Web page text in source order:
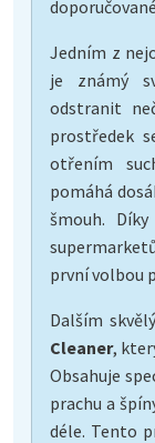
Jedním z
je známý
odstranit
prostředek
otřením
pomáhá
šmouh.
první volbou
Dalším
Cleaner,
Obsahuje
prachu a
déle. Tento